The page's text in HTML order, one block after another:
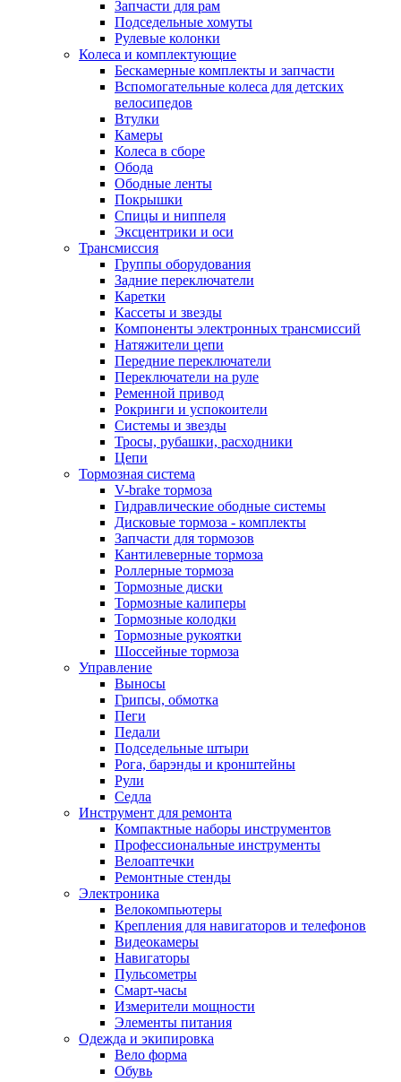
Запчасти для рам
Подседельные хомуты
Рулевые колонки
Колеса и комплектующие
Бескамерные комплекты и запчасти
Вспомогательные колеса для детских
велосипедов
Втулки
Камеры
Колеса в сборе
Обода
Ободные ленты
Покрышки
Спицы и ниппеля
Эксцентрики и оси
Трансмиссия
Группы оборудования
Задние переключатели
Каретки
Кассеты и звезды
Компоненты электронных трансмиссий
Натяжители цепи
Передние переключатели
Переключатели на руле
Ременной привод
Рокринги и успокоители
Системы и звезды
Тросы, рубашки, расходники
Цепи
Тормозная система
V-brake тормоза
Гидравлические ободные системы
Дисковые тормоза - комплекты
Запчасти для тормозов
Кантилеверные тормоза
Роллерные тормоза
Тормозные диски
Тормозные калиперы
Тормозные колодки
Тормозные рукоятки
Шоссейные тормоза
Управление
Выносы
Грипсы, обмотка
Пеги
Педали
Подседельные штыри
Рога, барэнды и кронштейны
Рули
Седла
Инструмент для ремонта
Компактные наборы инструментов
Профессиональные инструменты
Велоаптечки
Ремонтные стенды
Электроника
Велокомпьютеры
Крепления для навигаторов и телефонов
Видеокамеры
Навигаторы
Пульсометры
Смарт-часы
Измерители мощности
Элементы питания
Одежда и экипировка
Вело форма
Обувь